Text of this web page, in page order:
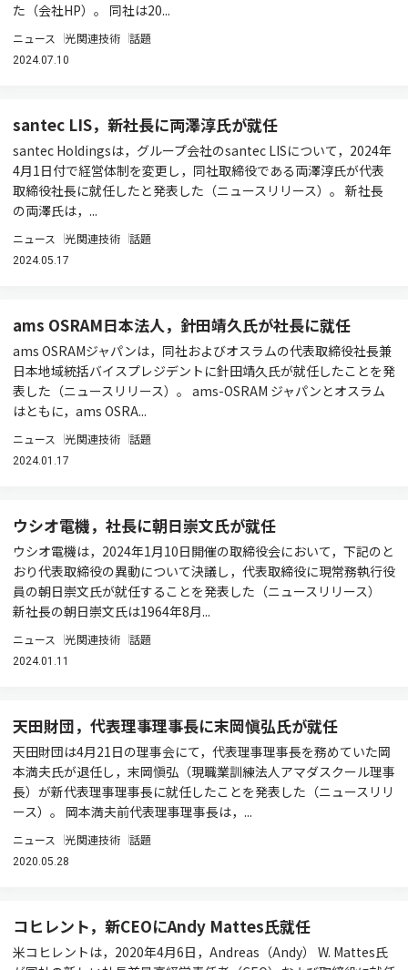
た（会社HP）。 同社は20...
ニュース 光関連技術 話題
2024.07.10
santec LIS，新社長に両澤淳氏が就任
santec Holdingsは，グループ会社のsantec LISについて，2024年
4月1日付で経営体制を変更し，同社取締役である両澤淳氏が代表
取締役社長に就任したと発表した（ニュースリリース）。 新社長
の両澤氏は，...
ニュース 光関連技術 話題
2024.05.17
ams OSRAM日本法人，針田靖久氏が社長に就任
ams OSRAMジャパンは，同社およびオスラムの代表取締役社長兼
日本地域統括バイスプレジデントに針田靖久氏が就任したことを発
表した（ニュースリリース）。 ams-OSRAM ジャパンとオスラム
はともに，ams OSRA...
ニュース 光関連技術 話題
2024.01.17
ウシオ電機，社長に朝日崇文氏が就任
ウシオ電機は，2024年1月10日開催の取締役会において，下記のと
おり代表取締役の異動について決議し，代表取締役に現常務執行役
員の朝日崇文氏が就任することを発表した（ニュースリリース）
新社長の朝日崇文氏は1964年8月...
ニュース 光関連技術 話題
2024.01.11
天田財団，代表理事理事長に末岡愼弘氏が就任
天田財団は4月21日の理事会にて，代表理事理事長を務めていた岡
本満夫氏が退任し，末岡愼弘（現職業訓練法人アマダスクール理事
長）が新代表理事理事長に就任したことを発表した（ニュースリリ
ース）。 岡本満夫前代表理事理事長は，...
ニュース 光関連技術 話題
2020.05.28
コヒレント，新CEOにAndy Mattes氏就任
米コヒレントは，2020年4月6日，Andreas（Andy） W. Mattes氏